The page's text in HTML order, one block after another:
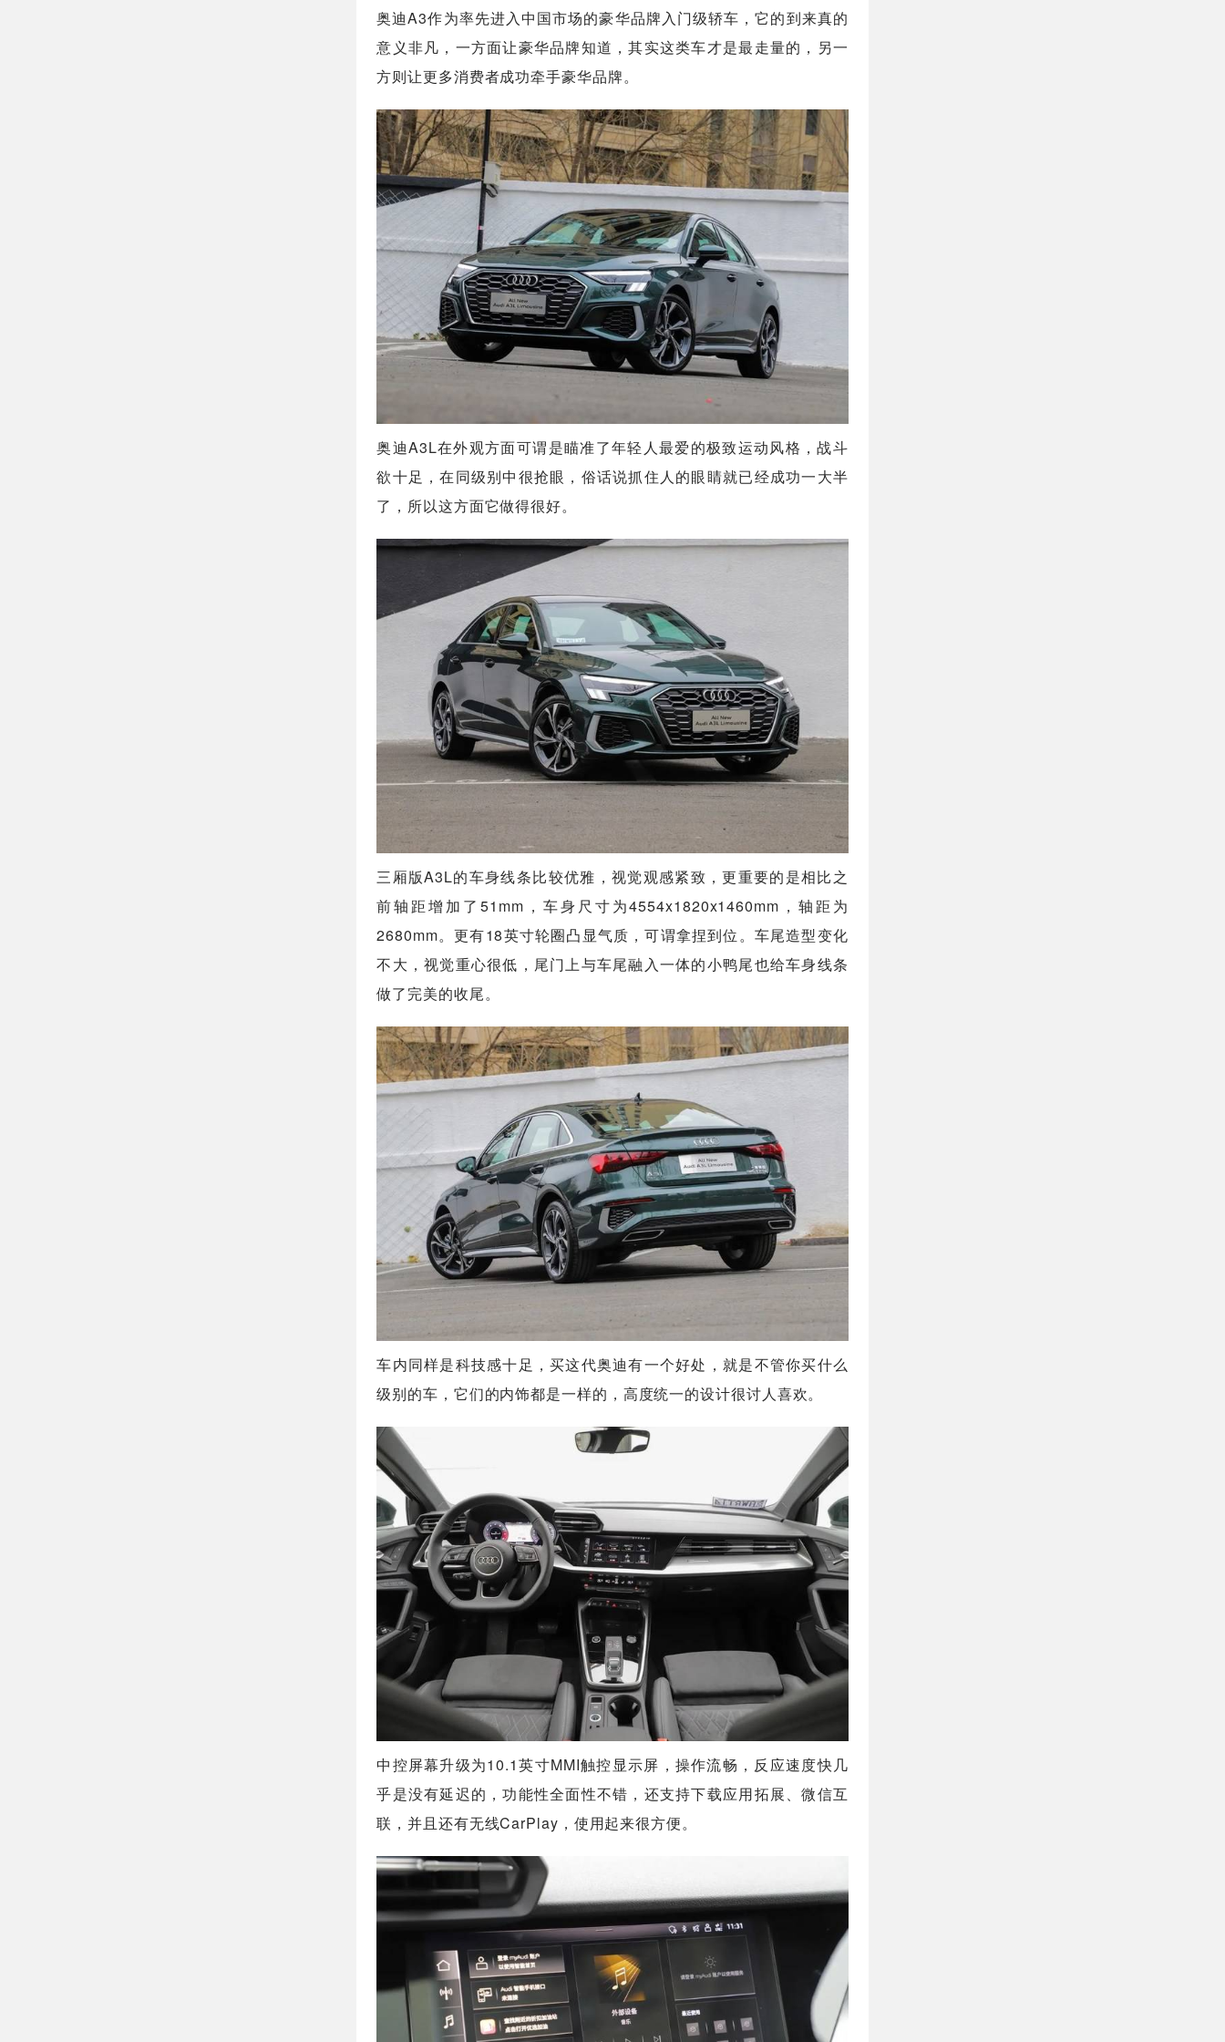
奥迪A3作为率先进入中国市场的豪华品牌入门级轿车，它的到来真的
意义非凡，一方面让豪华品牌知道，其实这类车才是最走量的，另一
方则让更多消费者成功牵手豪华品牌。
奥迪A3L在外观方面可谓是瞄准了年轻人最爱的极致运动风格，战斗
欲十足，在同级别中很抢眼，俗话说抓住人的眼睛就已经成功一大半
了，所以这方面它做得很好。
三厢版A3L的车身线条比较优雅，视觉观感紧致，更重要的是相比之
前轴距增加了51mm，车身尺寸为4554x1820x1460mm，轴距为
2680mm。更有18英寸轮圈凸显气质，可谓拿捏到位。车尾造型变化
不大，视觉重心很低，尾门上与车尾融入一体的小鸭尾也给车身线条
做了完美的收尾。
车内同样是科技感十足，买这代奥迪有一个好处，就是不管你买什么
级别的车，它们的内饰都是一样的，高度统一的设计很讨人喜欢。
中控屏幕升级为10.1英寸MMI触控显示屏，操作流畅，反应速度快几
乎是没有延迟的，功能性全面性不错，还支持下载应用拓展、微信互
联，并且还有无线CarPlay，使用起来很方便。